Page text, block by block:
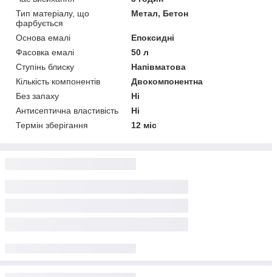
Тип матеріалу, що
фарбується
Метал, Бетон
Основа емалі
Епоксидні
Фасовка емалі
50 л
Ступінь блиску
Напівматова
Кількість компонентів
Двокомпонентна
Без запаху
Ні
Антисептична властивість
Ні
Термін зберігання
12 міс